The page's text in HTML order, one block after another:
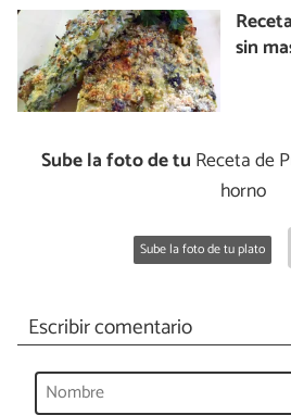
sin
Sube la foto de tu Receta de
horno
Sube la foto de tu plato
Escribir comentario